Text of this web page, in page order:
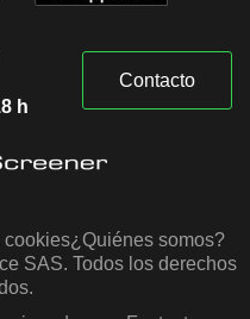
h
Contacto
cookies¿Quiénes somos?
SAS. Todos los derechos